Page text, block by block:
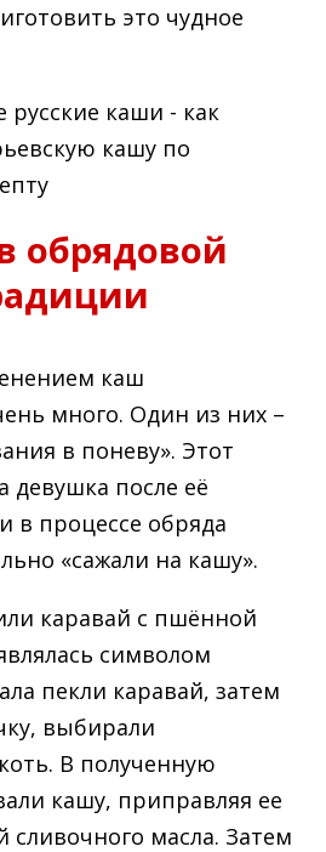
это чудное
обрядовой
каш
много. Один из них –
в поневу». Этот
девушка после её
в процессе обряда
«сажали на кашу».
каравай с пшённой
символом
пекли каравай, затем
выбирали
В полученную
кашу, приправляя ее
масла. Затем